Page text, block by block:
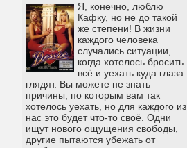
Я, конечно, люблю
Кафку, но не до такой
же степени! В жизни
каждого человека
случались ситуации,
когда хотелось бросить
всё и уехать куда глаза
глядят. Вы можете не знать
причины, по которым вам так
хотелось уехать, но для каждого из
нас это будет что-то своё. Одни
ищут нового ощущения свободы,
другие пытаются убежать от